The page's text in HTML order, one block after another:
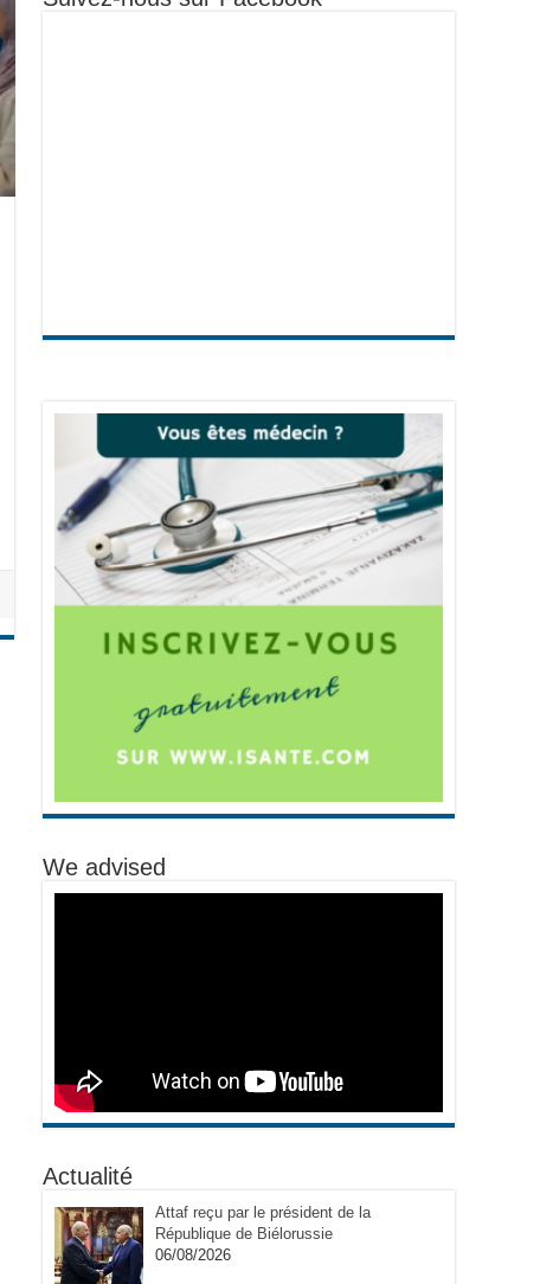
We advised
Actualité
Attaf reçu par le président de la
République de Biélorussie
06/08/2026